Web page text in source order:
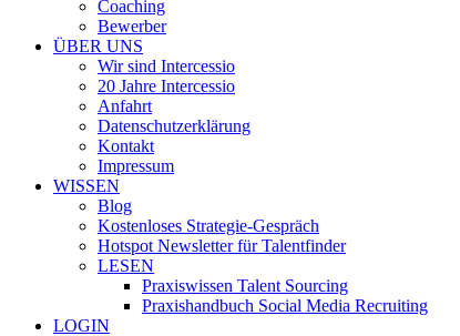
Coaching
Bewerber
ÜBER UNS
Wir sind Intercessio
20 Jahre Intercessio
Anfahrt
Datenschutzerklärung
Kontakt
Impressum
WISSEN
Blog
Kostenloses Strategie-Gespräch
Hotspot Newsletter für Talentfinder
LESEN
Praxiswissen Talent Sourcing
Praxishandbuch Social Media Recruiting
LOGIN